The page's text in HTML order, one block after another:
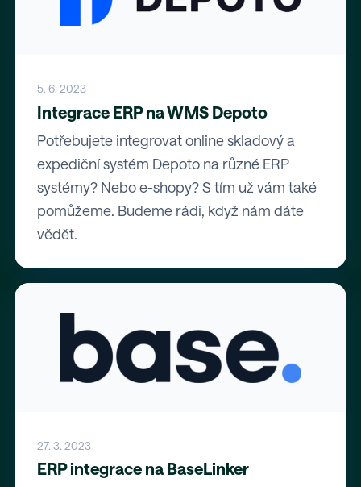
5. 6. 2023
Integrace ERP na WMS Depoto
Potřebujete integrovat online skladový a
expediční systém Depoto na různé ERP
systémy? Nebo e-shopy? S tím už vám také
pomůžeme. Budeme rádi, když nám dáte
vědět.
27. 3. 2023
ERP integrace na BaseLinker